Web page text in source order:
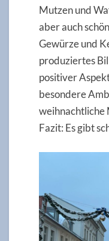
Mutzen und
aber auch
Gewürze und
produziertes
positiver
besondere
weihnachtliche
Fazit: Es gibt